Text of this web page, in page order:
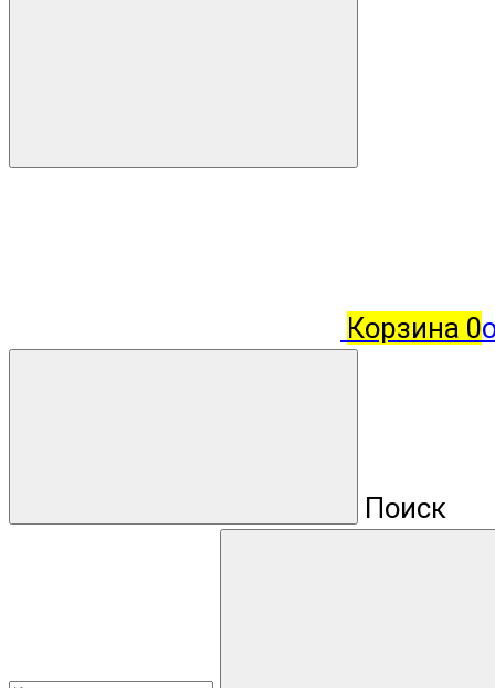
Корзина 0
Поиск